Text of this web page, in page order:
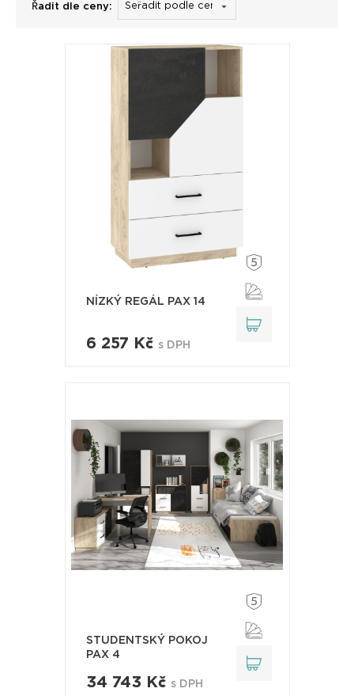
Řadit dle ceny:
NÍZKÝ REGÁL PAX 14
6 257 Kč s DPH
STUDENTSKÝ POKOJ
PAX 4
34 743 Kč s DPH